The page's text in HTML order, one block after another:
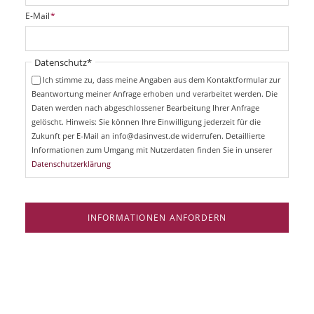
i
c
t
f
P
f
i
E-Mail*
Pflichtfeld
Datenschutz*
Ich stimme zu, dass meine Angaben aus dem Kontaktformular zur
Beantwortung meiner Anfrage erhoben und verarbeitet werden. Die
Daten werden nach abgeschlossener Bearbeitung Ihrer Anfrage
gelöscht. Hinweis: Sie können Ihre Einwilligung jederzeit für die
Zukunft per E-Mail an info@dasinvest.de widerrufen. Detaillierte
Informationen zum Umgang mit Nutzerdaten finden Sie in unserer
Datenschutzerklärung
INFORMATIONEN ANFORDERN